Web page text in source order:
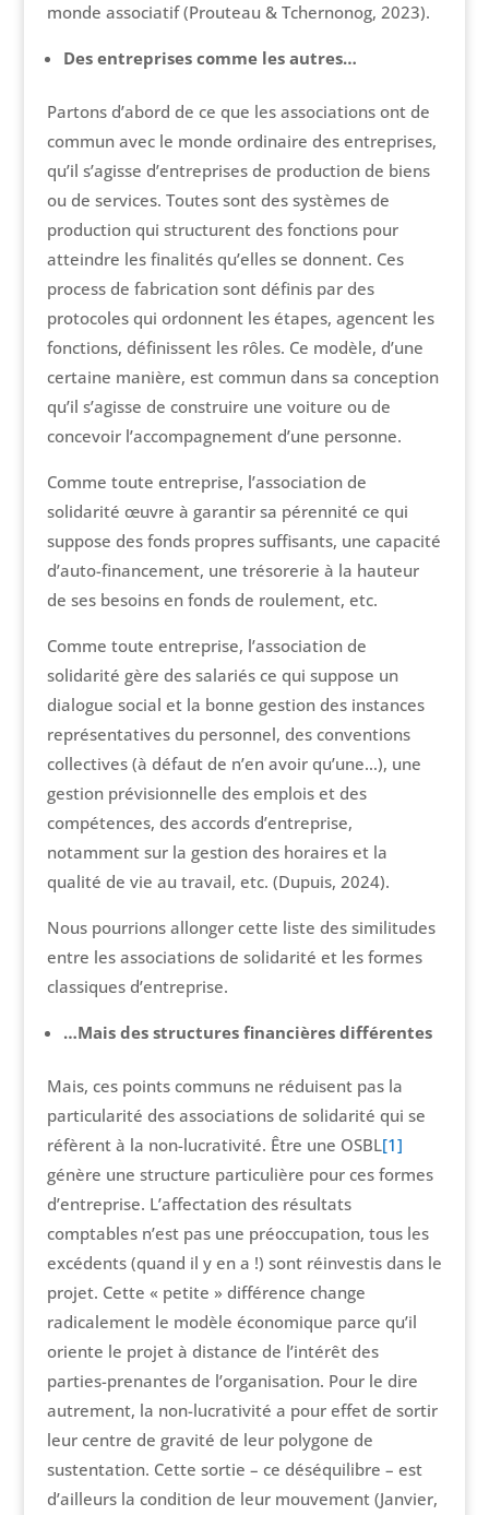
monde associatif (Prouteau & Tchernonog, 2023).
Des entreprises comme les autres…
Partons d’abord de ce que les associations ont de
commun avec le monde ordinaire des entreprises,
qu’il s’agisse d’entreprises de production de biens
ou de services. Toutes sont des systèmes de
production qui structurent des fonctions pour
atteindre les finalités qu’elles se donnent. Ces
process de fabrication sont définis par des
protocoles qui ordonnent les étapes, agencent les
fonctions, définissent les rôles. Ce modèle, d’une
certaine manière, est commun dans sa conception
qu’il s’agisse de construire une voiture ou de
concevoir l’accompagnement d’une personne.
Comme toute entreprise, l’association de
solidarité œuvre à garantir sa pérennité ce qui
suppose des fonds propres suffisants, une capacité
d’auto-financement, une trésorerie à la hauteur
de ses besoins en fonds de roulement, etc.
Comme toute entreprise, l’association de
solidarité gère des salariés ce qui suppose un
dialogue social et la bonne gestion des instances
représentatives du personnel, des conventions
collectives (à défaut de n’en avoir qu’une…), une
gestion prévisionnelle des emplois et des
compétences, des accords d’entreprise,
notamment sur la gestion des horaires et la
qualité de vie au travail, etc. (Dupuis, 2024).
Nous pourrions allonger cette liste des similitudes
entre les associations de solidarité et les formes
classiques d’entreprise.
…Mais des structures financières différentes
Mais, ces points communs ne réduisent pas la
particularité des associations de solidarité qui se
réfèrent à la non-lucrativité. Être une OSBL[1]
génère une structure particulière pour ces formes
d’entreprise. L’affectation des résultats
comptables n’est pas une préoccupation, tous les
excédents (quand il y en a !) sont réinvestis dans le
projet. Cette « petite » différence change
radicalement le modèle économique parce qu’il
oriente le projet à distance de l’intérêt des
parties-prenantes de l’organisation. Pour le dire
autrement, la non-lucrativité a pour effet de sortir
leur centre de gravité de leur polygone de
sustentation. Cette sortie – ce déséquilibre – est
d’ailleurs la condition de leur mouvement (Janvier,